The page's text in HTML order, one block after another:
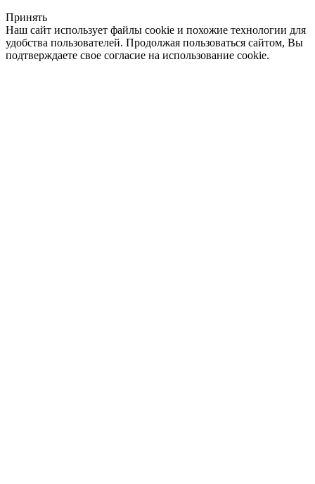
Принять
Наш сайт использует файлы cookie и похожие технологии для
удобства пользователей. Продолжая пользоваться сайтом, Вы
подтверждаете свое согласие на использование cookie.